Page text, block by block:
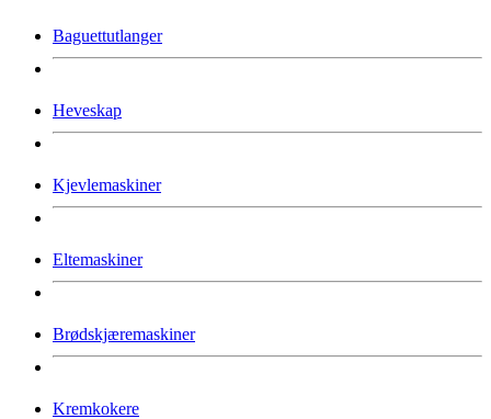
Baguettutlanger
Heveskap
Kjevlemaskiner
Eltemaskiner
Brødskjæremaskiner
Kremkokere